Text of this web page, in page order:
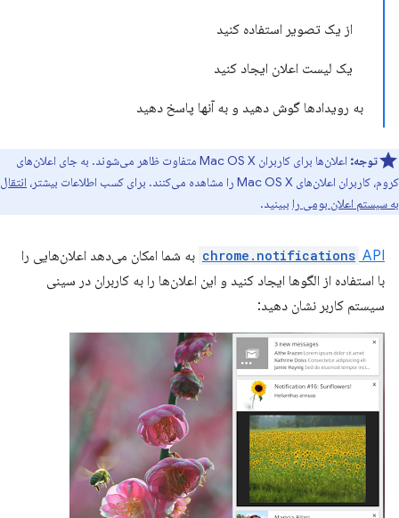
از یک تصویر استفاده کنید
یک لیست اعلان ایجاد کنید
به رویدادها گوش دهید و به آنها پاسخ دهید
توجه:
اعلان‌ها برای کاربران Mac OS X متفاوت ظاهر می‌شوند. به جای اعلان‌های
کروم، کاربران اعلان‌های Mac OS X را مشاهده می‌کنند. برای کسب اطلاعات بیشتر،
انتقال
به سیستم اعلان بومی را ببینید.
chrome.notifications API
به شما امکان می‌دهد اعلان‌هایی را
با استفاده از الگوها ایجاد کنید و این اعلان‌ها را به کاربران در سینی
سیستم کاربر نشان دهید: